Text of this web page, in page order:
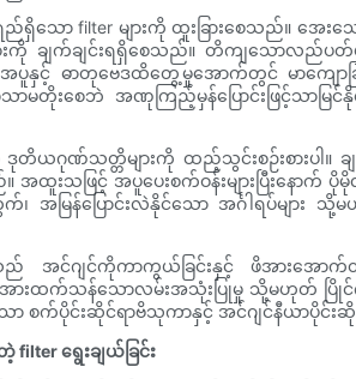
ရည်ရှိသော filter များကို ထူးခြားစေသည်။
ားကို ချက်ချင်းရရှိစေသည်။ တိကျသော
ပူနှင့် ဓာတုဗေဒထိတွေ့မှုအောက်တွင် မာကျော
းစေဘဲ အဏုကြည့်မှန်ပြောင်းဖြင့်သာမြင်နို
သတ္တိများကို ထည့်သွင်းစဉ်းစားပါ။ ချ
သဖြင့် အပူပေးစက်ဝန်းများပြီးနောက် ပို
တွက်၊ အမြန်ပြောင်းလဲနိုင်သော အင်္ဂါရပ်မျ
ားသည် အင်ဂျင်ကိုကာကွယ်ခြင်းနှင့် ဖိအား
၊ စိတ်အားထက်သန်သောလမ်းအသုံးပြုမှု သို့မဟုတ်
စက်ပိုင်းဆိုင်ရာဗိသုကာနှင့် အင်ဂျင်နီယာပိုင်းဆို
ရွေးချယ်ခြင်း